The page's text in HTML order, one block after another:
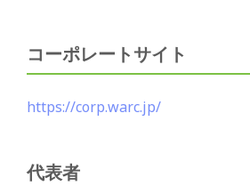
コーポレートサイト
https://corp.warc.jp/
代表者